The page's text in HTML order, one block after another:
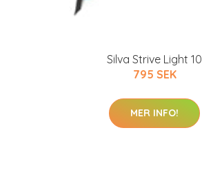
Silva Strive Light 10
795 SEK
MER INFO!